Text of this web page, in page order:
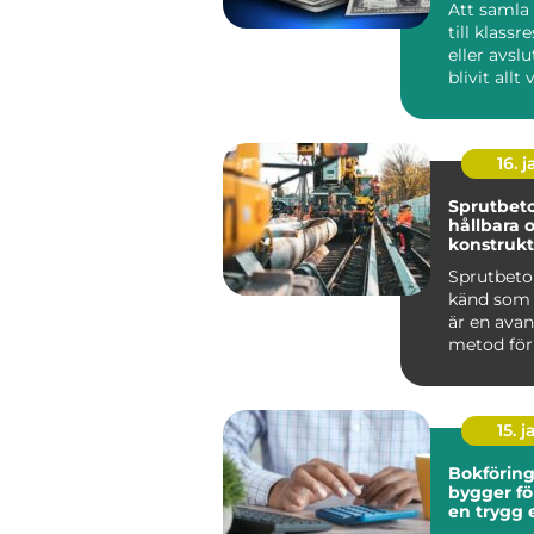
Att samla
till
eller
blivit allt
16.
hållbara
känd
är en
metod
15.
bygger
en trygg